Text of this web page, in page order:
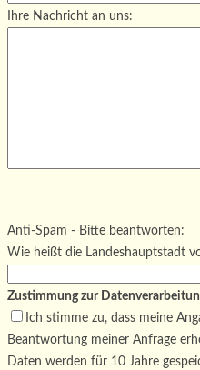
Ihre Nachricht an uns:
Bitte lasse dieses Feld leer.
Anti-Spam - Bitte beantworten:
Wie heißt die Landeshauptstadt
Zustimmung zur
Ich stimme zu, dass meine
Beantwortung meiner Anfrage
Daten werden für 10 Jahre